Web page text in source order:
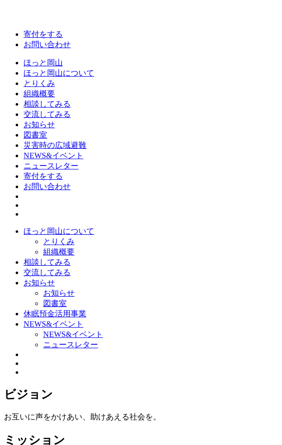
寄付をする
お問い合わせ
ほっと岡山
ほっと岡山について
とりくみ
組織概要
相談してみる
交流してみる
お知らせ
図書室
災害時の広域避難
NEWS&イベント
ニュースレター
寄付をする
お問い合わせ
ほっと岡山について
とりくみ
組織概要
相談してみる
交流してみる
お知らせ
お知らせ
図書室
休眠預金活用事業
NEWS&イベント
NEWS&イベント
ニュースレター
ビジョン
お互いに声をかけあい、助けあえる社会を。
ミッション